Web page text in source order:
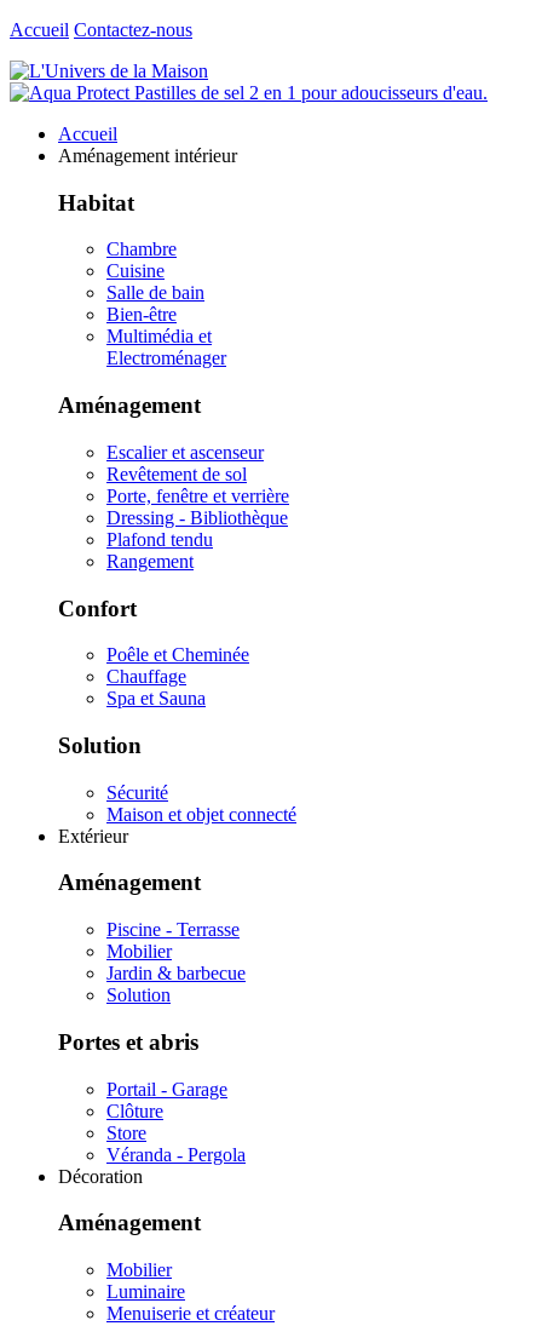
Accueil Contactez-nous
Accueil
Aménagement intérieur
Habitat
Chambre
Cuisine
Salle de bain
Bien-être
Multimédia et
Electroménager
Aménagement
Escalier et ascenseur
Revêtement de sol
Porte, fenêtre et verrière
Dressing - Bibliothèque
Plafond tendu
Rangement
Confort
Poêle et Cheminée
Chauffage
Spa et Sauna
Solution
Sécurité
Maison et objet connecté
Extérieur
Aménagement
Piscine - Terrasse
Mobilier
Jardin & barbecue
Solution
Portes et abris
Portail - Garage
Clôture
Store
Véranda - Pergola
Décoration
Aménagement
Mobilier
Luminaire
Menuiserie et créateur